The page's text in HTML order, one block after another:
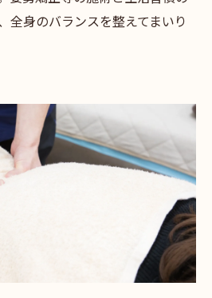
全身のバランスを整えてまいり